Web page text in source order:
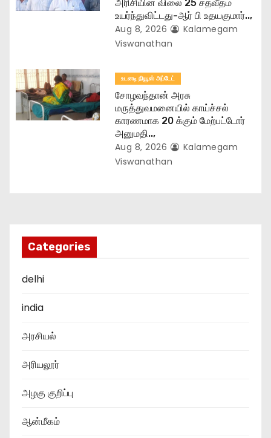
அரிசியின் விலை 25 சதவீதம்
உயர்ந்துவிட்டது-ஆர் பி உதயகுமார்..,
Aug 8, 2026
Kalamegam
Viswanathan
உடனடி நியூஸ் அப்டேட்
சோழவந்தான் அரசு
மருத்துவமனையில் காய்ச்சல்
காரணமாக 20 க்கும் மேற்பட்டோர்
அனுமதி..,
Aug 8, 2026
Kalamegam
Viswanathan
Categories
delhi
india
அரசியல்
அரியலூர்
அழகு குறிப்பு
ஆன்மீகம்